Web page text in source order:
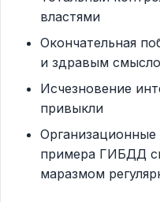
властями
Окончательная
и здравым
Исчезновение
привыкли
примера ГИБДД
маразмом